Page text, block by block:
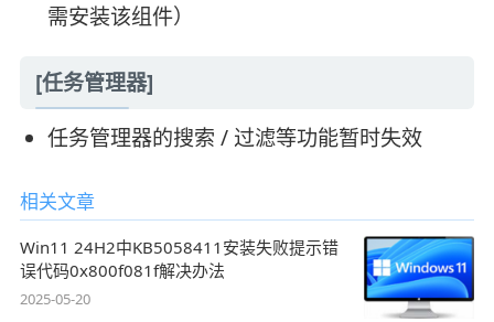
需安装该组件）
[任务管理器]
任务管理器的搜索 / 过滤等功能暂时失效
相关文章
Win11 24H2中KB5058411安装失败提示错
误代码0x800f081f解决办法
2025-05-20